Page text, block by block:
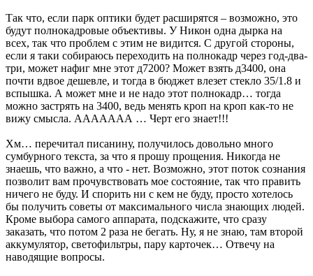
Так что, если парк оптики будет расширятся – возможно, это
будут полнокадровые объективы. У Никон одна дырка на
всех, так что проблем с этим не видится. С другой стороны,
если я таки собираюсь переходить на полнокадр через год-два-
три, может нафиг мне этот д7200? Может взять д3400, она
почти вдвое дешевле, и тогда в бюджет влезет стекло 35/1.8 и
вспышка. А может мне и не надо этот полнокадр… тогда
можно застрять на 3400, ведь менять кроп на кроп как-то не
вижу смысла. ААААААА … Черт его знает!!!
Хм… перечитал писанину, получилось довольно много
сумбурного текста, за что я прошу прощения. Никогда не
знаешь, что важно, а что - нет. Возможно, этот поток сознания
позволит вам прочувствовать мое состояние, так что править
ничего не буду. И спорить ни с кем не буду, просто хотелось
бы получить советы от максимального числа знающих людей.
Кроме выбора самого аппарата, подскажите, что сразу
заказать, что потом 2 раза не бегать. Ну, я не знаю, там второй
аккумулятор, светофильтры, пару карточек… Отвечу на
наводящие вопросы.